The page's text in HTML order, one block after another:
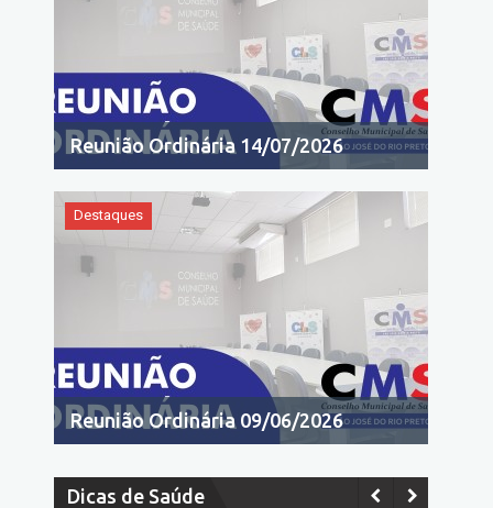
Reunião Ordinária 14/07/2026
Destaques
Reunião Ordinária 09/06/2026
Dicas de Saúde